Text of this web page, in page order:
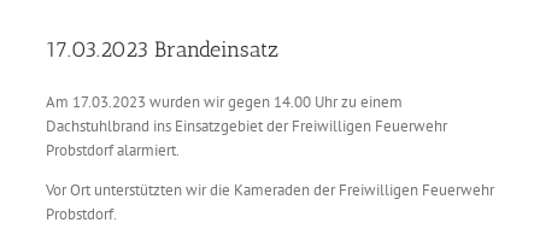
17.03.2023 Brandeinsatz
Am 17.03.2023 wurden wir gegen 14.00 Uhr zu einem
Dachstuhlbrand ins Einsatzgebiet der Freiwilligen Feuerwehr
Probstdorf alarmiert.
Vor Ort unterstützten wir die Kameraden der Freiwilligen Feuerwehr
Probstdorf.